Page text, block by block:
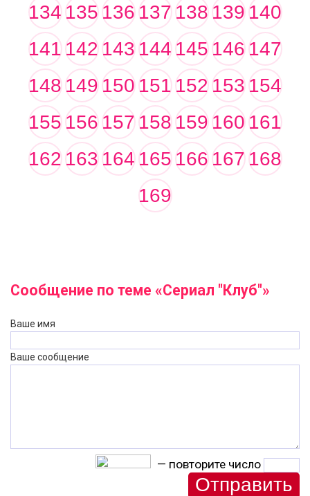
134135136137138139140
141142143144145146147
148149150151152153154
155156157158159160161
162163164165166167168
169
Сообщение по теме «Сериал "Клуб"»
Ваше имя
Ваше сообщение
— повторите число